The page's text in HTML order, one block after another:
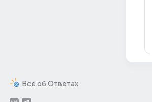
Всё об Ответах